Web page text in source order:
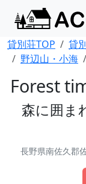
貸別荘TOP 貸
野辺山・小海
Forest
森に囲ま
長野県南佐久郡